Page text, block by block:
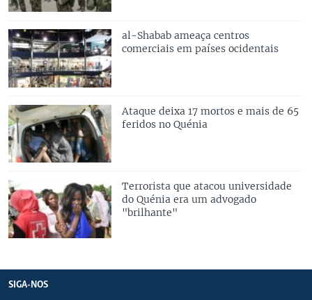
al-Shabab ameaça centros
comerciais em países ocidentais
Ataque deixa 17 mortos e mais de 65
feridos no Quénia
Terrorista que atacou universidade
do Quénia era um advogado
"brilhante"
SIGA-NOS